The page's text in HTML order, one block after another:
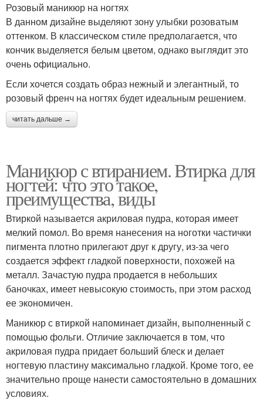
Розовый маникюр на ногтях
В данном дизайне выделяют зону улыбки розоватым
оттенком. В классическом стиле предполагается, что
кончик выделяется белым цветом, однако выглядит это
очень официально.
Если хочется создать образ нежный и элегантный, то
розовый френч на ногтях будет идеальным решением.
читать дальше →
Маникюр с втиранием. Втирка для
ногтей: что это такое,
преимущества, виды
Втиркой называется акриловая пудра, которая имеет
мелкий помол. Во время нанесения на ноготки частички
пигмента плотно прилегают друг к другу, из-за чего
создается эффект гладкой поверхности, похожей на
металл. Зачастую пудра продается в небольших
баночках, имеет невысокую стоимость, при этом расход
ее экономичен.
Маникюр с втиркой напоминает дизайн, выполненный с
помощью фольги. Отличие заключается в том, что
акриловая пудра придает больший блеск и делает
ногтевую пластину максимально гладкой. Кроме того, ее
значительно проще нанести самостоятельно в домашних
условиях.